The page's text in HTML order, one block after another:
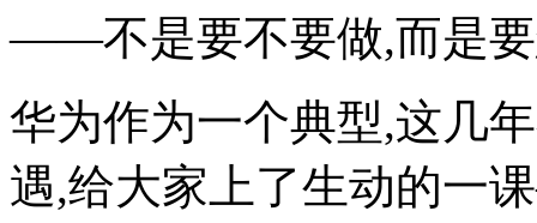
——不是要不要做,而是要
华为作为一个典型,这几
遇,给大家上了生动的一